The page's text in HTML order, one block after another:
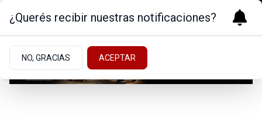
¿Querés recibir nuestras notificaciones?
NO, GRACIAS ACEPTAR